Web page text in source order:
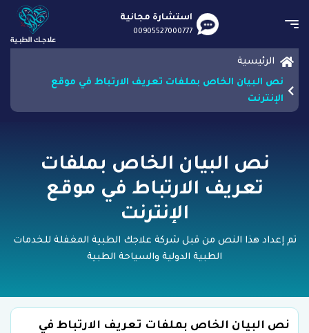
استشارة مجانية
00905527000777
الرئيسية
نص البيان الخاص بملفات تعريف الارتباط في موقع
الإنترنت
نص البيان الخاص بملفات
تعريف الارتباط في موقع
الإنترنت
تم إعداد هذا النص من قبل شركة علاجك الطبية المغفلة للخدمات
الطبية الدولية والسياحة الطبية
نص البيان الخاص بملفات تعريف الارتباط في